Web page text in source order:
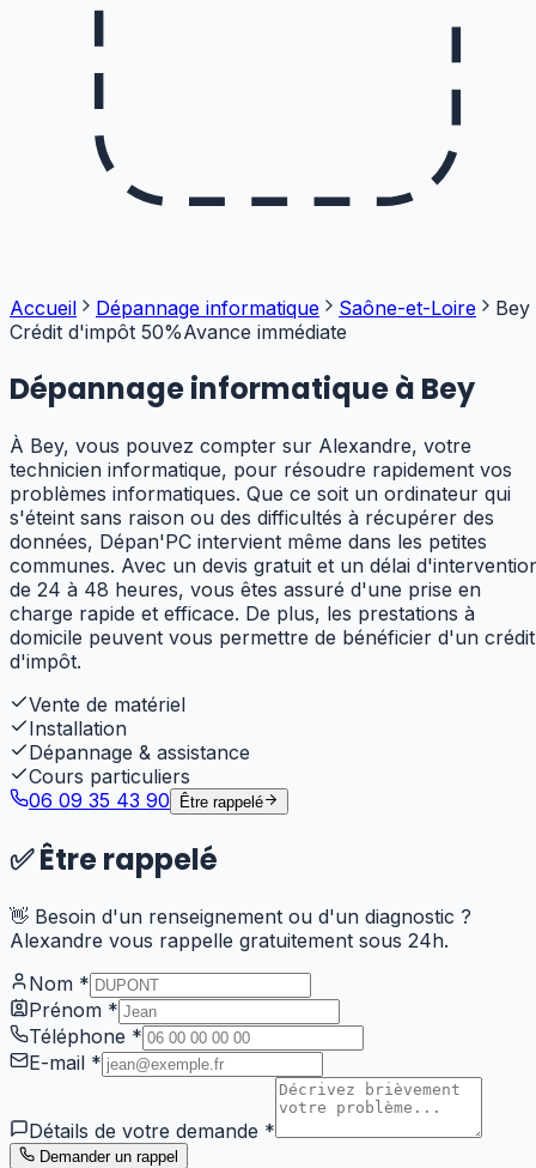
Accueil Dépannage informatique Saône-et-Loire
Bey
Crédit d'impôt 50%Avance immédiate
Dépannage informatique à Bey
À Bey, vous pouvez compter sur Alexandre, votre
technicien informatique, pour résoudre rapidement vos
problèmes informatiques. Que ce soit un ordinateur qui
s'éteint sans raison ou des difficultés à récupérer des
données, Dépan'PC intervient même dans les petites
communes. Avec un devis gratuit et un délai
de 24 à 48 heures, vous êtes assuré d'une prise en
charge rapide et efficace. De plus, les prestations à
domicile peuvent vous permettre de bénéficier d'un crédit
d'impôt.
Vente de matériel
Installation
Dépannage & assistance
Cours particuliers
06 09 35 43 90
Être rappelé
✅Être rappelé
👋 Besoin d'un renseignement ou d'un diagnostic ?
Alexandre vous rappelle gratuitement sous 24h.
Nom *
Prénom *
Téléphone *
E-mail *
Détails de votre demande *
Demander un rappel